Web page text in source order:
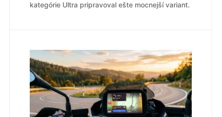
kategórie Ultra pripravoval ešte mocnejší variant.